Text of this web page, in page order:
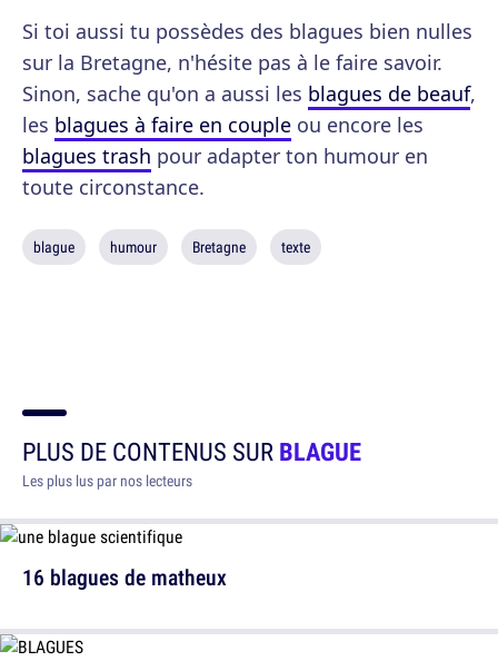
Si toi aussi tu possèdes des blagues bien nulles
sur la Bretagne, n'hésite pas à le faire savoir.
Sinon, sache qu'on a aussi les blagues de beauf,
les blagues à faire en couple ou encore les
blagues trash pour adapter ton humour en
toute circonstance.
blague humour Bretagne texte
PLUS DE CONTENUS SURBLAGUE
Les plus lus par nos lecteurs
16 blagues de matheux